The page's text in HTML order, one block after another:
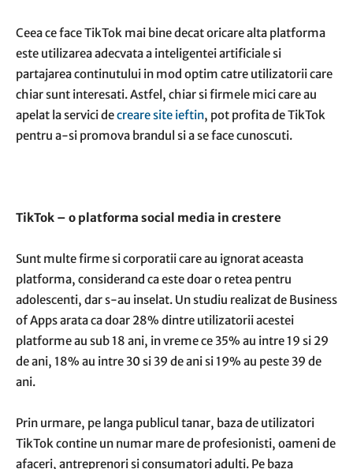
Ceea ce face TikTok mai bine decat oricare alta platforma
este utilizarea adecvata a inteligentei artificiale si
partajarea continutului in mod optim catre utilizatorii care
chiar sunt interesati. Astfel, chiar si firmele mici care au
apelat la servici decreare site ieftin, pot profita de TikTok
pentru a-si promova brandul si a se face cunoscuti.
TikTok – o platforma social media in crestere
Sunt multe firme si corporatii care au ignorat aceasta
platforma, considerand ca este doar o retea pentru
adolescenti, dar s-au inselat. Unstudiu realizat de Business
of Apps arata ca doar 28% dintre utilizatorii acestei
platforme au sub 18 ani, in vreme ce 35% au intre 19 si 29
de ani, 18% au intre 30 si 39 de ani si 19% au peste 39 de
ani.
Prin urmare, pe langa publicul tanar, baza de utilizatori
TikTok contine un numar mare de profesionisti, oameni de
afaceri, antreprenori si consumatori adulti. Pe baza